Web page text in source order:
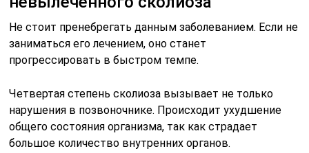
Не стоит пренебрегать данным заболеванием. Если не
заниматься его лечением, оно станет
прогрессировать в быстром темпе.
Четвертая степень сколиоза вызывает не только
нарушения в позвоночнике. Происходит ухудшение
общего состояния организма, так как страдает
большое количество внутренних органов.